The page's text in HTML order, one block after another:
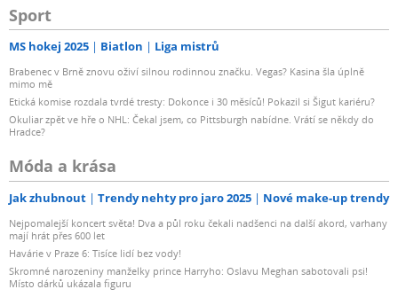
Sport
MS hokej 2025 Biatlon Liga mistrů
Brabenec v Brně znovu oživí silnou rodinnou značku. Vegas? Kasina šla úplně
mimo mě
Etická komise rozdala tvrdé tresty: Dokonce i 30 měsíců! Pokazil si Šigut kariéru?
Okuliar zpět ve hře o NHL: Čekal jsem, co Pittsburgh nabídne. Vrátí se někdy do
Hradce?
Móda a krása
Jak zhubnout Trendy nehty pro jaro 2025 Nové make-up trendy
Nejpomalejší koncert světa! Dva a půl roku čekali nadšenci na další akord, varhany
mají hrát přes 600 let
Havárie v Praze 6: Tisíce lidí bez vody!
Skromné narozeniny manželky prince Harryho: Oslavu Meghan sabotovali psi!
Místo dárků ukázala figuru